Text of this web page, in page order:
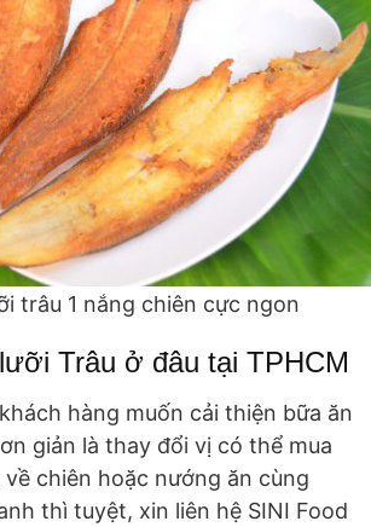
trâu 1 nắng chiên cực ngon
Trâu ở đâu tại TPHCM
hàng muốn cải thiện bữa ăn
giản là thay đổi vị có thể mua
chiên hoặc nướng ăn cùng
thì tuyệt, xin liên hệ SINI Food